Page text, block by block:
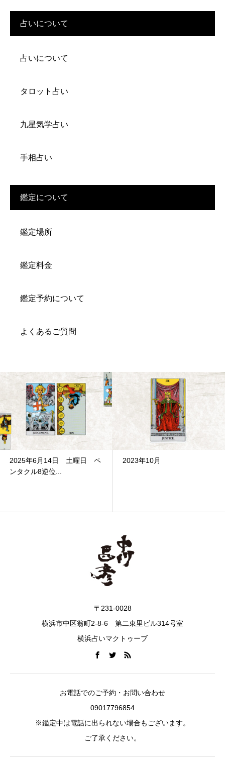
占いについて
占いについて
タロット占い
九星気学占い
手相占い
鑑定について
鑑定場所
鑑定料金
鑑定予約について
よくあるご質問
2023年10月
6月16日 金曜日 ワンド9 正位
〒231-0028
横浜市中区翁町2-8-6 第二東里ビル314号室
横浜占いマクトゥーブ
お電話でのご予約・お問い合わせ
09017796854
※鑑定中は電話に出られない場合もございます。
ご了承ください。